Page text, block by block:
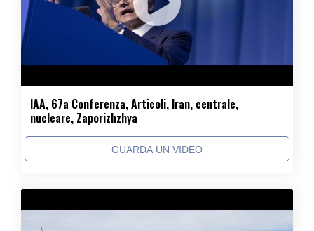
IAA, 67a Conferenza, Articoli, Iran, centrale,
nucleare, Zaporizhzhya
GUARDA UN VIDEO